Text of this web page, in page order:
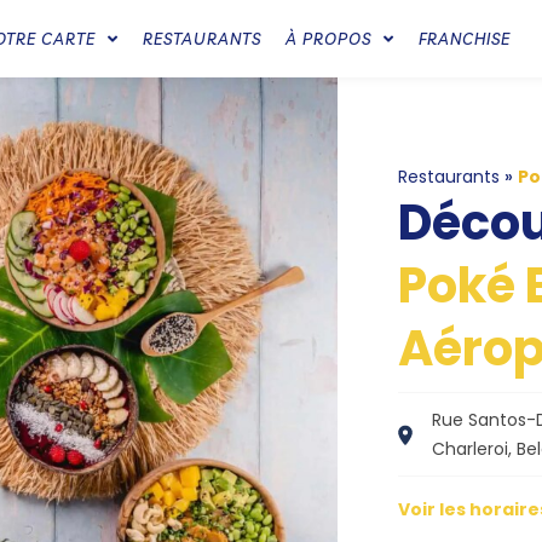
CARTE RESTAURANTS À PROPOS FRANCHISE
Restaurants »
Poké
Rue
Charleroi,
Voir les